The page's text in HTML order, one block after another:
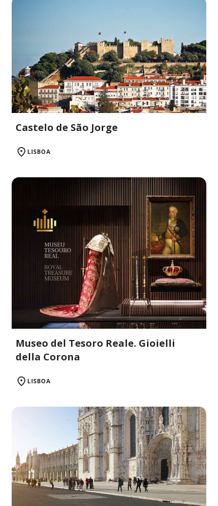
Castelo de São Jorge
LISBOA
Museo del Tesoro Reale. Gioielli
della Corona
LISBOA